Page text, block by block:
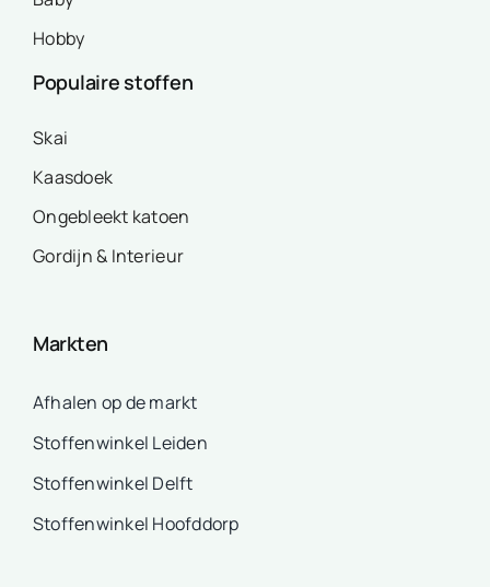
Hobby
Populaire stoffen
Skai
Kaasdoek
Ongebleekt katoen
Gordijn & Interieur
Markten
Afhalen op de markt
Stoffenwinkel Leiden
Stoffenwinkel Delft
Stoffenwinkel Hoofddorp